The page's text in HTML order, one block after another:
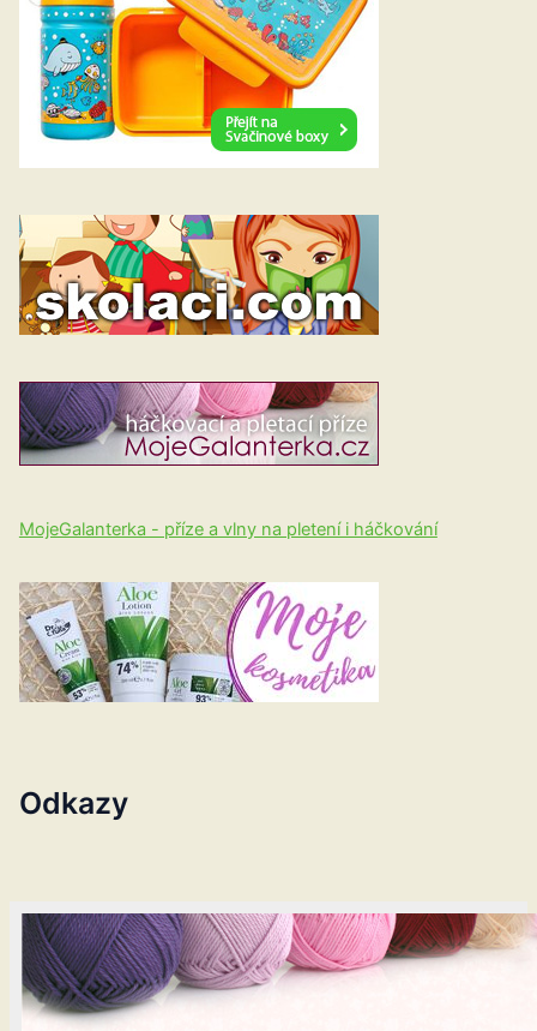
MojeGalanterka - příze a vlny na pletení i háčkování
Odkazy